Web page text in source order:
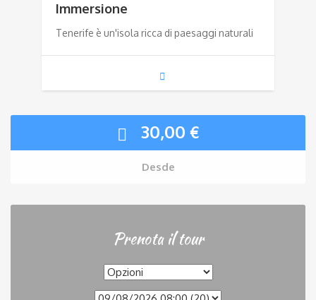
Immersione
Tenerife è un'isola ricca di paesaggi naturali
30,00 €
Desde
Prenota il tour